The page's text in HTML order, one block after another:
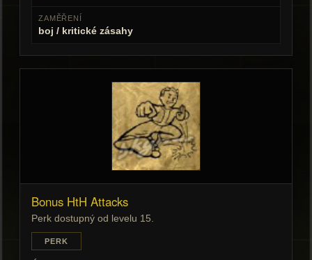
ZAMĚŘENÍ
boj / kritické zásahy
Bonus HtH Attacks
Perk dostupný od levelu 15.
PERK